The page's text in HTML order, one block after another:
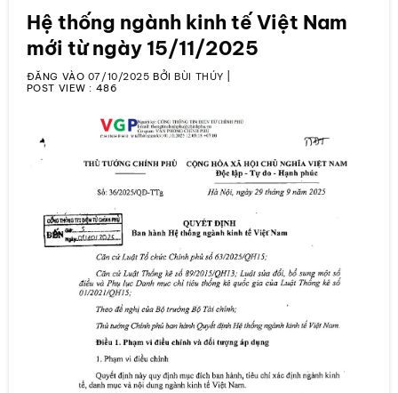
Hệ thống ngành kinh tế Việt Nam
mới từ ngày 15/11/2025
ĐĂNG VÀO 07/10/2025 BỞIBÙI THÚY
POST VIEW : 486